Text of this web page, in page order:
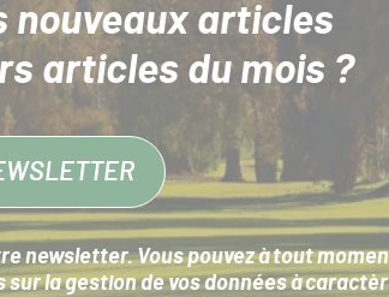
nouveaux articles
articles du mois ?
newsletter. Vous pouvez à tout
sur lagestion de vos données à